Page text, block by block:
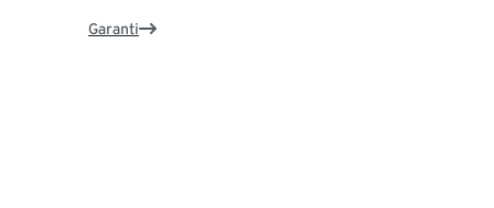
Garanti